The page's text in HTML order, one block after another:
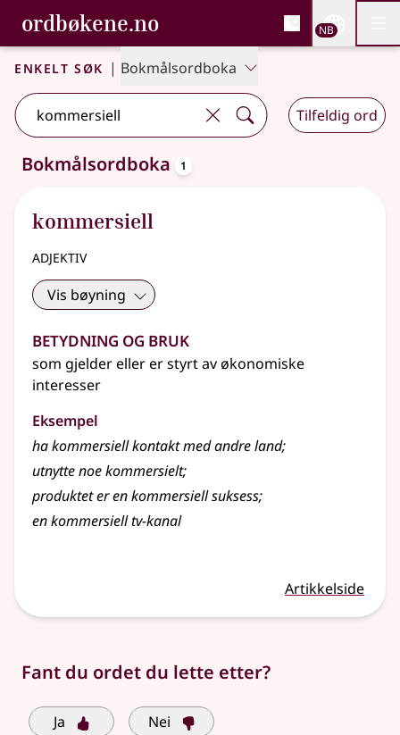
Gå til hovedinnhold
Tilgjengelighet
ordbøkene.no, Bokmålsordboka og
Bokmålsordboka og Nynorskordboka
NB
Enkelt søk | Bokmålsordboka
Tilfeldig ord
Ett treff.Ytterligere søkeforslag tilgjengelige
Bokmålsordboka 1
kommersiell
adjektiv
Vis bøyning
Betydning og bruk
som gjelder eller er styrt av økonomiske
interesser
Eksempel
hakommersiellkontakt med andre land;
utnytte noe kommersielt;
produktet er en kommersiell suksess;
en kommersiell tv-kanal
Artikkelside
Fant du ordet du lette etter?
Ja Nei